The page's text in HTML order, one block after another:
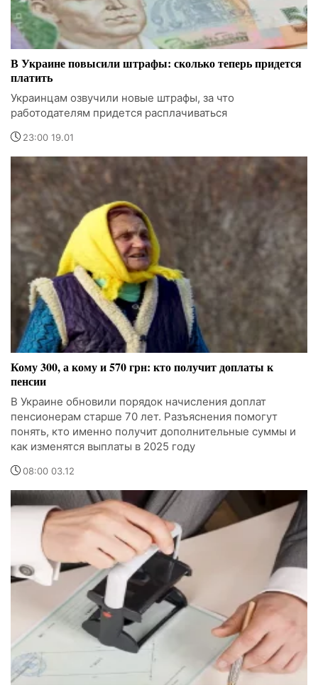
В Украине повысили штрафы: сколько теперь придется
платить
Украинцам озвучили новые штрафы, за что
работодателям придется расплачиваться
23:00 19.01
Кому 300, а кому и 570 грн: кто получит доплаты к
пенсии
В Украине обновили порядок начисления доплат
пенсионерам старше 70 лет. Разъяснения помогут
понять, кто именно получит дополнительные суммы и
как изменятся выплаты в 2025 году
08:00 03.12